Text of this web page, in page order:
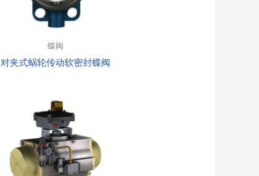
蝶阀
对夹式蜗轮传动软密封蝶阀